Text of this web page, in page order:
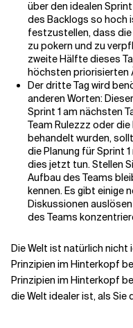
über den idealen
des Backlogs so hoch
festzustellen, dass
zu pokern und zu
zweite Hälfte dieses
höchsten priorisierten
Der dritte Tag wird
anderen Worten:
Sprint 1 am nächsten
Team Rulezzz oder
behandelt wurden,
die Planung für Sprint
dies jetzt tun. Stellen
Aufbau des Teams
kennen. Es gibt einige
Diskussionen
des Teams
Die Welt ist natürlich nicht
Prinzipien im Hinterkopf
Prinzipien im Hinterkopf
die Welt idealer ist, als Sie